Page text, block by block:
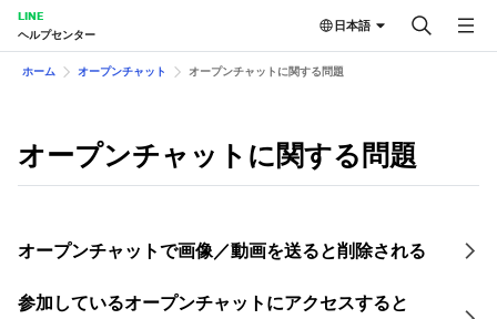
LINE
ヘルプセンター
日本語
ホーム オープンチャット オープンチャットに関する問題
オープンチャットに関する問題
オープンチャットで画像／動画を送ると削除される
参加しているオープンチャットにアクセスすると